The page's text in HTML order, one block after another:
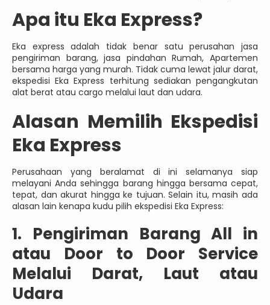
Apa itu Eka Express?
Eka express adalah tidak benar satu perusahan jasa
pengiriman barang, jasa pindahan Rumah, Apartemen
bersama harga yang murah. Tidak cuma lewat jalur darat,
ekspedisi Eka Express terhitung sediakan pengangkutan
alat berat atau cargo melalui laut dan udara.
Alasan Memilih Ekspedisi
Eka Express
Perusahaan yang beralamat di ini selamanya siap
melayani Anda sehingga barang hingga bersama cepat,
tepat, dan akurat hingga ke tujuan. Selain itu, masih ada
alasan lain kenapa kudu pilih ekspedisi Eka Express:
1. Pengiriman Barang All in
atau Door to Door Service
Melalui Darat, Laut atau
Udara